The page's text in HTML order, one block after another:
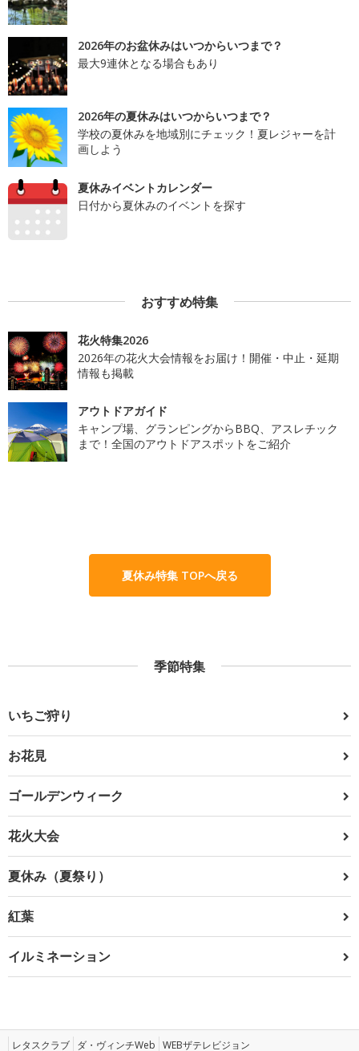
2026年のお盆休みはいつからいつまで？
最大9連休となる場合もあり
2026年の夏休みはいつからいつまで？
学校の夏休みを地域別にチェック！夏レジャーを計
画しよう
夏休みイベントカレンダー
日付から夏休みのイベントを探す
おすすめ特集
花火特集2026
2026年の花火大会情報をお届け！開催・中止・延期
情報も掲載
アウトドアガイド
キャンプ場、グランピングからBBQ、アスレチック
まで！全国のアウトドアスポットをご紹介
夏休み特集 TOPへ戻る
季節特集
いちご狩り
お花見
ゴールデンウィーク
花火大会
夏休み（夏祭り）
紅葉
イルミネーション
レタスクラブ ダ・ヴィンチWeb WEBザテレビジョン